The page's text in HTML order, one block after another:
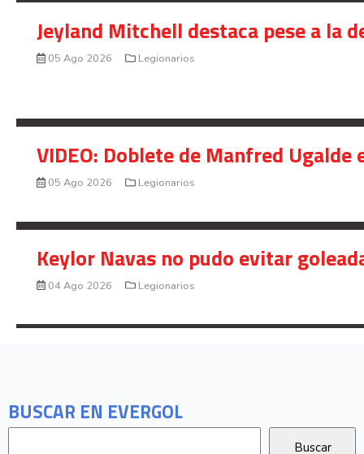
BUSCAR EN EVERGOL
Jeyland Mitchell destaca pese a la
05 Ago 2026 Legionarios
VIDEO: Doblete de Manfred
05 Ago 2026 Legionarios
Keylor Navas no pudo evitar
04 Ago 2026 Legionarios